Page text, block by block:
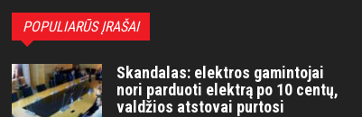
POPULIARŪS ĮRAŠAI
Skandalas: elektros gamintojai
nori parduoti elektrą po 10 centų,
valdžios atstovai purtosi